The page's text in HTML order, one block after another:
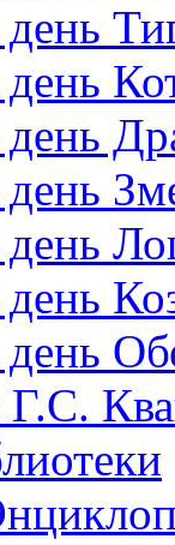
день
день
день
день
день
день
день